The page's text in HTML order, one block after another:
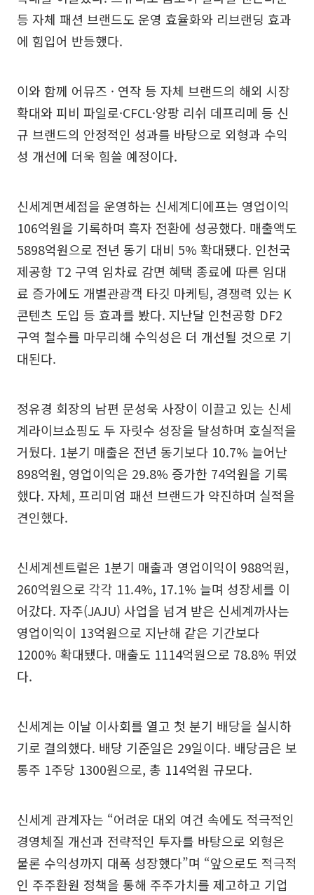
등 자체 패션 브랜드도 운영 효율화와 리브랜딩 효과
에 힘입어 반등했다.
이와 함께 어뮤즈 · 연작 등 자체 브랜드의 해외 시장
확대와 피비 파일로·CFCL·앙팡 리쉬 데프리메 등 신
규 브랜드의 안정적인 성과를 바탕으로 외형과 수익
성 개선에 더욱 힘쓸 예정이다.
신세계면세점을 운영하는 신세계디에프는 영업이익
106억원을 기록하며 흑자 전환에 성공했다. 매출액도
5898억원으로 전년 동기 대비 5% 확대됐다. 인천국
제공항 T2 구역 임차료 감면 혜택 종료에 따른 임대
료 증가에도 개별관광객 타깃 마케팅, 경쟁력 있는 K
콘텐츠 도입 등 효과를 봤다. 지난달 인천공항 DF2
구역 철수를 마무리해 수익성은 더 개선될 것으로 기
대된다.
정유경 회장의 남편 문성욱 사장이 이끌고 있는 신세
계라이브쇼핑도 두 자릿수 성장을 달성하며 호실적을
거뒀다. 1분기 매출은 전년 동기보다 10.7% 늘어난
898억원, 영업이익은 29.8% 증가한 74억원을 기록
했다. 자체, 프리미엄 패션 브랜드가 약진하며 실적을
견인했다.
신세계센트럴은 1분기 매출과 영업이익이 988억원,
260억원으로 각각 11.4%, 17.1% 늘며 성장세를 이
어갔다. 자주(JAJU) 사업을 넘겨 받은 신세계까사는
영업이익이 13억원으로 지난해 같은 기간보다
1200% 확대됐다. 매출도 1114억원으로 78.8% 뛰었
다.
신세계는 이날 이사회를 열고 첫 분기 배당을 실시하
기로 결의했다. 배당 기준일은 29일이다. 배당금은 보
통주 1주당 1300원으로, 총 114억원 규모다.
신세계 관계자는 “어려운 대외 여건 속에도 적극적인
경영체질 개선과 전략적인 투자를 바탕으로 외형은
물론 수익성까지 대폭 성장했다”며 “앞으로도 적극적
인 주주환원 정책을 통해 주주가치를 제고하고 기업